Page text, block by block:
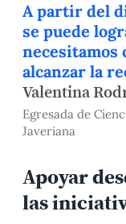
A partir del
se puede
necesitamos
alcanzar la
Valentina
Egresada de
Javeriana
Apoyar
las